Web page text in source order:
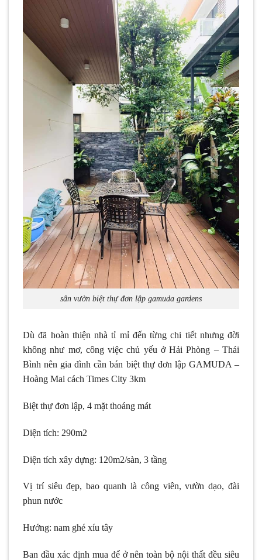
sân vườn biệt thự đơn lập gamuda gardens
Dù đã hoàn thiện nhà tỉ mỉ đến từng chi tiết nhưng đời
không như mơ, công việc chủ yếu ở Hải Phòng – Thái
Bình nên gia đình cần bán biệt thự đơn lập GAMUDA –
Hoàng Mai cách Times City 3km
Biệt thự đơn lập, 4 mặt thoáng mát
Diện tích: 290m2
Diện tích xây dựng: 120m2/sàn, 3 tầng
Vị trí siêu đẹp, bao quanh là công viên, vườn dạo, đài
phun nước
Hướng: nam ghé xíu tây
Ban đầu xác định mua để ở nên toàn bộ nội thất đều siêu